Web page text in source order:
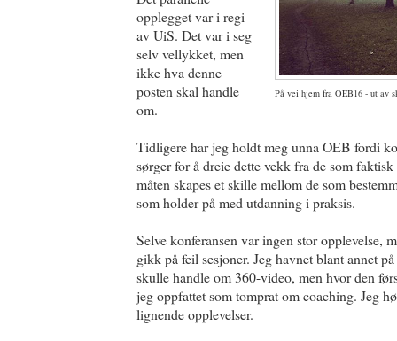
På vei hjem fra OEB16 - ut av
opplegget var i regi
av UiS. Det var i seg
selv vellykket, men
ikke hva denne
posten skal handle
om.
Tidligere har jeg holdt meg unna OEB fordi
sørger for å dreie dette vekk fra de som
måten skapes et skille mellom de som
som holder på med utdanning i praksis.
Selve konferansen var ingen stor opplevelse,
gikk på feil sesjoner. Jeg havnet blant annet
skulle handle om 360-video, men hvor den
jeg oppfattet som tomprat om coaching. Jeg
lignende opplevelser.